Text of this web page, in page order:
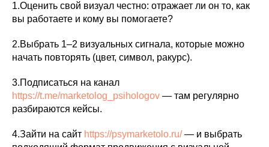
1.Оценить свой визуал честно: отражает ли он то, как
вы работаете и кому вы помогаете?
2.Выбрать 1–2 визуальных сигнала, которые можно
начать повторять (цвет, символ, ракурс).
3.Подписаться на канал
https://t.me/marketolog_psihologov — там регулярно
разбираются кейсы.
4.Зайти на сайт https://psymarketolo.ru/— и выбрать